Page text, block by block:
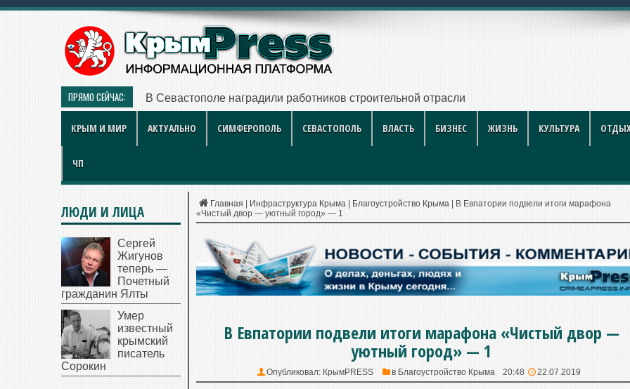
ПРЯМО СЕЙЧАС: В Севастополе наградили работников строительной отрасли
КРЫМ И МИР АКТУАЛЬНО СИМФЕРОПОЛЬ СЕВАСТОПОЛЬ ВЛАСТЬ БИЗНЕС ЖИЗНЬ КУЛЬТУРА
ЧП
Главная Инфраструктура Крыма Благоустройство Крыма
В Евпатории подвели итоги марафона
«Чистый двор — уютный город» — 1
В Евпатории подвели итоги марафона «Чистый двор —
уютный город» — 1
Опубликовал: КрымPRESS в Благоустройство Крыма 20:48 22.07.2019
ЛЮДИ И ЛИЦА
Сергей
Жигунов
теперь —
Почетный
гражданин Ялты
Умер
известный
крымский
писатель
Сорокин